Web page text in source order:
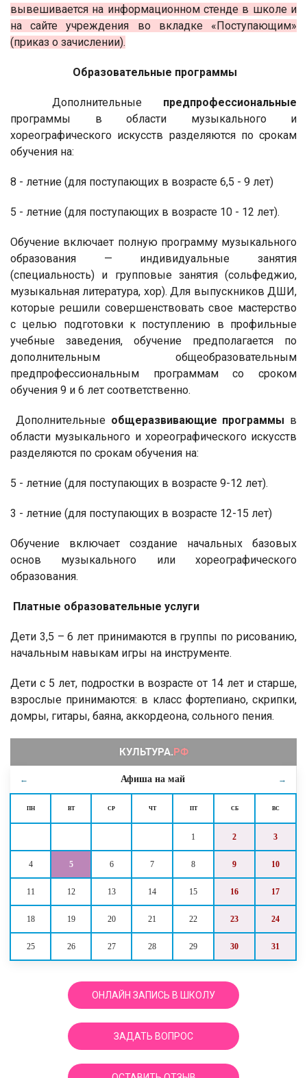
← Афиша на май →
ПН ВТ СР ЧТ ПТ СБ ВС
1 2 3
4 5 6 7 8 9 10
11 12 13 14 15 16 17
18 19 20 21 22 23 24
25 26 27 28 29 30 31
ОНЛАЙН ЗАПИСЬ В ШКОЛУ
ЗАДАТЬ ВОПРОС
вывешивается на информационном стенде в школе и
на сайте учреждения во вкладке «Поступающим»
(приказ о зачислении).
Образовательные программы
Дополнительные предпрофессиональные
программы в области музыкального и
хореографического искусств разделяются по срокам
обучения на:
8 - летние (для поступающих в возрасте 6,5 - 9 лет)
5 - летние (для поступающих в возрасте 10 - 12 лет).
Обучение включает полную программу музыкального
образования — индивидуальные занятия
(специальность) и групповые занятия (сольфеджио,
музыкальная литература, хор). Для выпускников ДШИ,
которые решили совершенствовать свое мастерство
с целью подготовки к поступлению в профильные
учебные заведения, обучение предполагается по
дополнительным общеобразовательным
предпрофессиональным программам со сроком
обучения 9 и 6 лет соответственно.
Дополнительные общеразвивающие программы в
области музыкального и хореографического искусств
разделяются по срокам обучения на:
5 - летние (для поступающих в возрасте 9-12 лет).
3 - летние (для поступающих в возрасте 12-15 лет)
Обучение включает создание начальных базовых
основ музыкального или хореографического
образования.
Платные образовательные услуги
Дети 3,5 – 6 лет принимаются в группы по рисованию,
начальным навыкам игры на инструменте.
Дети с 5 лет, подростки в возрасте от 14 лет и старше,
взрослые принимаются: в класс фортепиано, скрипки,
домры, гитары, баяна, аккордеона, сольного пения.